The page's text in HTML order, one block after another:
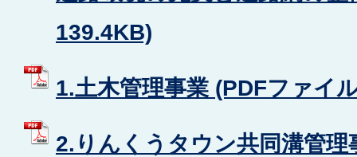
139.4KB)
1.土木管理事業 (PDFファイ
2.りんくうタウン共同溝管